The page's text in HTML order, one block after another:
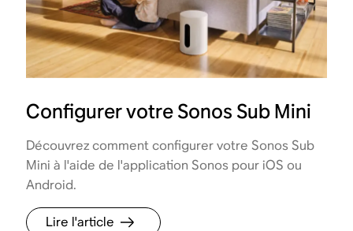
Configurer votre Sonos Sub Mini
Découvrez comment configurer votre Sonos Sub
Mini à l'aide de l'application Sonos pour iOS ou
Android.
Lire l'article